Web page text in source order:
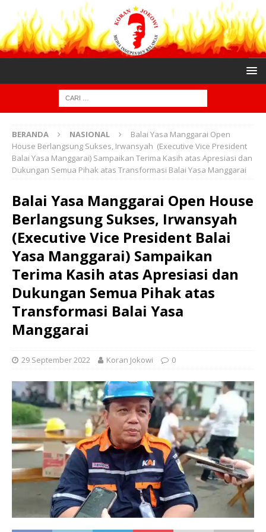
BERANDA NASIONAL
Balai Yasa Manggarai Open
House Berlangsung Sukses, Irwansyah (Executive Vice President
Balai Yasa Manggarai) Sampaikan Terima Kasih atas Apresiasi dan
Dukungan Semua Pihak atas Transformasi Balai Yasa Manggarai
Balai Yasa Manggarai Open House
Berlangsung Sukses, Irwansyah
(Executive Vice President Balai
Yasa Manggarai) Sampaikan
Terima Kasih atas Apresiasi dan
Dukungan Semua Pihak atas
Transformasi Balai Yasa
Manggarai
29 September 2022 Koran Jokowi 0